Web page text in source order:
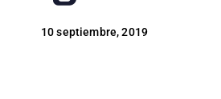
10 septiembre, 2019